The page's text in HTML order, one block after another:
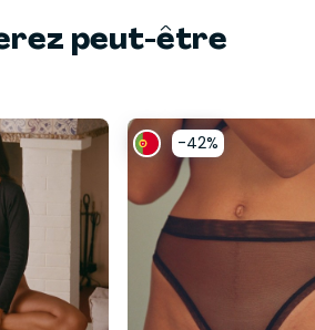
peut-être
-42%